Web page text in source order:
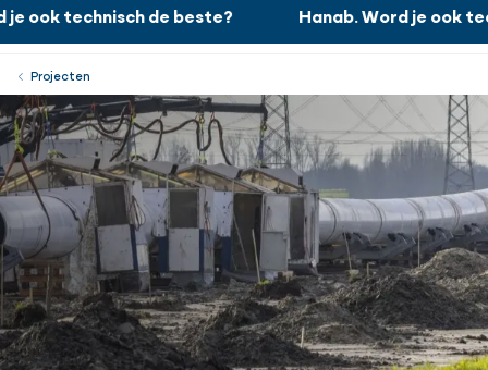
Hanab. Word je ook technisch de beste?
technisch de beste? Hanab. Word je ook
Werken bij Menu
Projecten